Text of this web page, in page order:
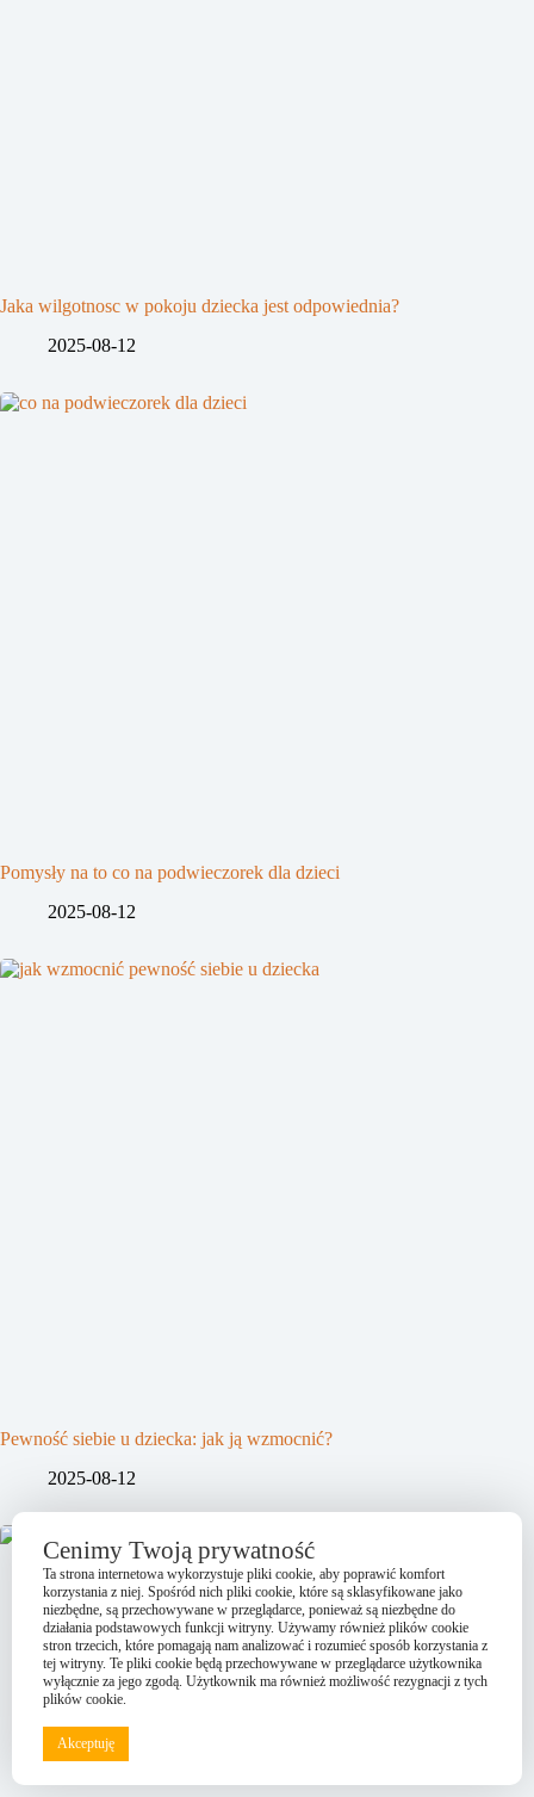
Jaka wilgotnosc w pokoju dziecka jest odpowiednia?
2025-08-12
Pomysły na to co na podwieczorek dla dzieci
2025-08-12
Pewność siebie u dziecka: jak ją wzmocnić?
2025-08-12
Cenimy Twoją prywatność
Ta strona internetowa wykorzystuje pliki cookie, aby poprawić komfort
korzystania z niej. Spośród nich pliki cookie, które są sklasyfikowane jako
niezbędne, są przechowywane w przeglądarce, ponieważ są niezbędne do
działania podstawowych funkcji witryny. Używamy również plików cookie
stron trzecich, które pomagają nam analizować i rozumieć sposób korzystania z
tej witryny. Te pliki cookie będą przechowywane w przeglądarce użytkownika
wyłącznie za jego zgodą. Użytkownik ma również możliwość rezygnacji z tych
plików cookie.
Akceptuję